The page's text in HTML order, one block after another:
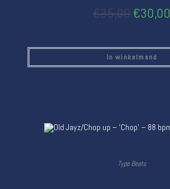
€35,00€30,00
In winkelmand
Type Beats